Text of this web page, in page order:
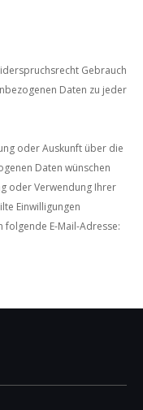
Gebrauch
Daten zu jeder
oder Auskunft über die
Daten wünschen
oder Verwendung Ihrer
Einwilligungen
E-Mail-Adresse: